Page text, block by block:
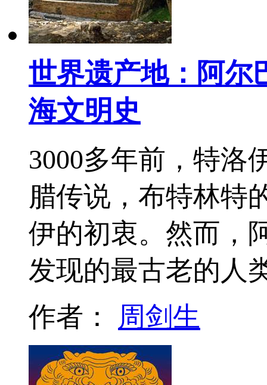
世界遗产地：阿尔
海文明史
3000多年前，特洛
腊传说，布特林特
伊的初衷。然而，
发现的最古老的
作者： 周剑生